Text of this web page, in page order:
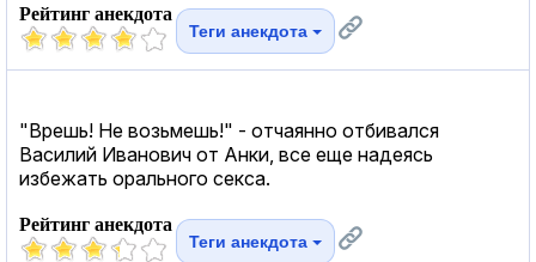
Рейтинг анекдота
Теги анекдота
"Врешь! Не возьмешь!" - отчаянно отбивался
Василий Иванович от Анки, все еще надеясь
избежать орального cекcа.
Рейтинг анекдота
Теги анекдота